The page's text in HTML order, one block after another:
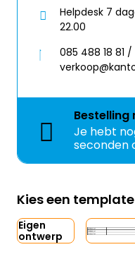
Helpdesk 7
22.00
085 488 18 81 /
Bestelling
Je hebt
seconden
Kies een template
Eigen
ontwerp